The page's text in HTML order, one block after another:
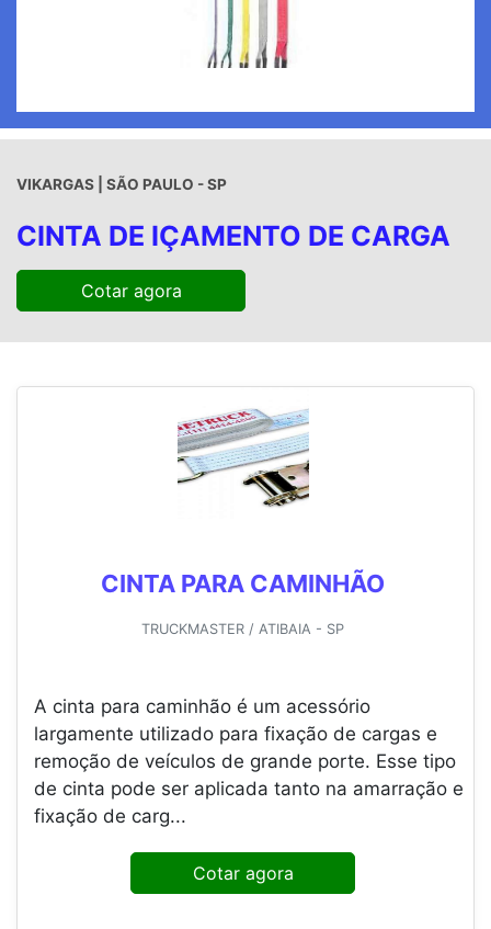
VIKARGAS | SÃO PAULO - SP
CINTA DE IÇAMENTO DE CARGA
Cotar agora
CINTA PARA CAMINHÃO
TRUCKMASTER / ATIBAIA - SP
A cinta para caminhão é um acessório
largamente utilizado para fixação de cargas e
remoção de veículos de grande porte. Esse tipo
de cinta pode ser aplicada tanto na amarração e
fixação de carg...
Cotar agora